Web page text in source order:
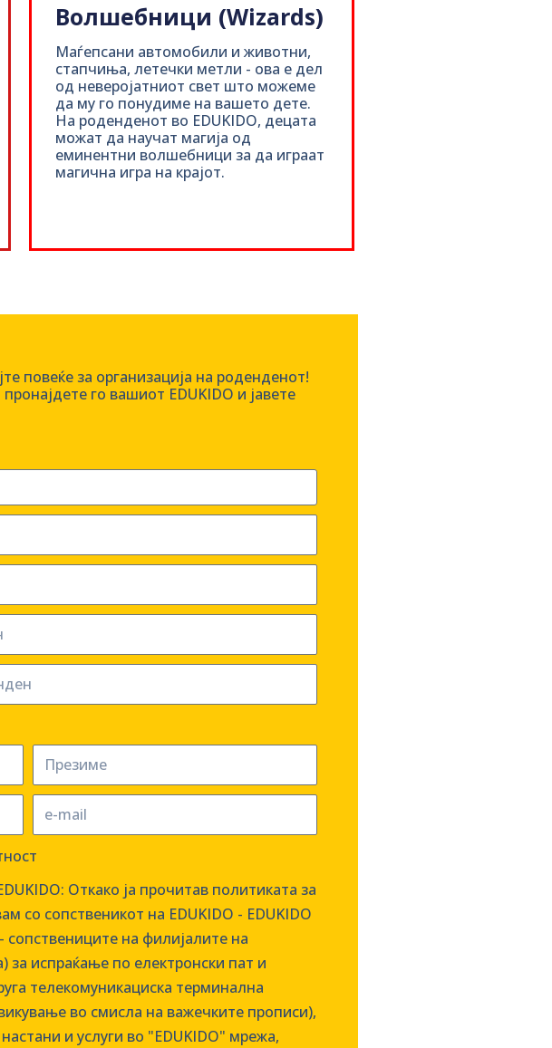
Волшебници (Wizards)
Маѓепсани автомобили и животни,
стапчиња, летечки метли - ова е дел
од неверојатниот свет што можеме
да му го понудиме на вашето дете.
На роденденот во EDUKIDO, децата
можат да научат магија од
еминентни волшебници за да играат
магична игра на крајот.
повеќе за организација на роденденот!
го вашиот EDUKIDO и јавете
Откако ја прочитав политиката за
со сопственикот на EDUKIDO - EDUKIDO
сопствениците на филијалите на
за испраќање по електронски пат и
телекомуникациска терминална
во смисла на важечките прописи),
и услуги во "EDUKIDO" мрежа,